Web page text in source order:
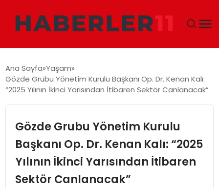
DÜNYA
TEKNOLOJI
Ana Sayfa Yaşam
Gözde Grubu Yönetim Kurulu Başkanı Op. Dr. Kenan Kalı:
“2025 Yılının İkinci Yarısından İtibaren Sektör Canlanacak”
Gözde Grubu Yönetim Kurulu
Başkanı Op. Dr. Kenan Kalı: “2025
Yılının İkinci Yarısından İtibaren
Sektör Canlanacak”